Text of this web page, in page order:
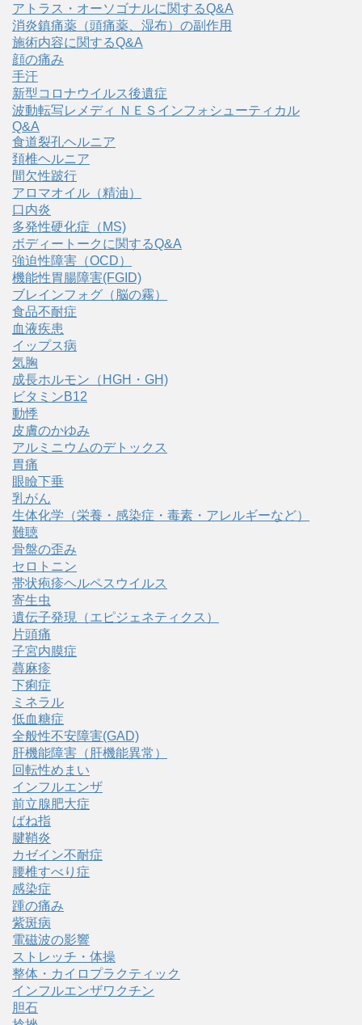
アトラス・オーソゴナルに関するQ&A
消炎鎮痛薬（頭痛薬、湿布）の副作用
施術内容に関するQ&A
顔の痛み
手汗
新型コロナウイルス後遺症
波動転写レメディ ＮＥＳインフォシューティカル
Q&A
食道裂孔ヘルニア
頚椎ヘルニア
間欠性跛行
アロマオイル（精油）
口内炎
多発性硬化症（MS)
ボディートークに関するQ&A
強迫性障害（OCD）
機能性胃腸障害(FGID)
ブレインフォグ（脳の霧）
食品不耐症
血液疾患
イップス病
気胸
成長ホルモン（HGH・GH)
ビタミンB12
動悸
皮膚のかゆみ
アルミニウムのデトックス
胃痛
眼瞼下垂
乳がん
生体化学（栄養・感染症・毒素・アレルギーなど）
難聴
骨盤の歪み
セロトニン
帯状疱疹ヘルペスウイルス
寄生虫
遺伝子発現（エピジェネティクス）
片頭痛
子宮内膜症
蕁麻疹
下痢症
ミネラル
低血糖症
全般性不安障害(GAD)
肝機能障害（肝機能異常）
回転性めまい
インフルエンザ
前立腺肥大症
ばね指
腱鞘炎
カゼイン不耐症
腰椎すべり症
感染症
踵の痛み
紫斑病
電磁波の影響
ストレッチ・体操
整体・カイロプラクティック
インフルエンザワクチン
胆石